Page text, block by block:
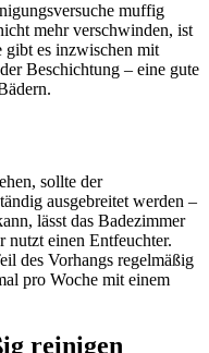
muffig
mehr verschwinden, ist
gibt es inzwischen mit
Beschichtung – eine gute
sollte der
ausgebreitet werden –
lässt das Badezimmer
nutzt einen Entfeuchter.
des Vorhangs regelmäßig
pro Woche mit einem
reinigen